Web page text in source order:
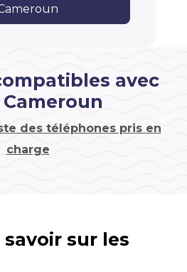
avec
Cameroun
des téléphones pris en
charge
sur les